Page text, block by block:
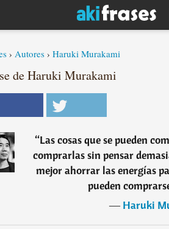
› Autores › Haruki Murakami
de Haruki Murakami
“Las cosas que se pueden
comprarlas sin pensar
mejor ahorrar las energías
pueden
―Haruki